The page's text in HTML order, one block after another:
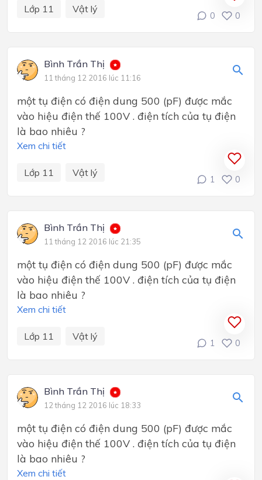
Lớp 11 Vật lý
0 0
Bình Trần Thị
11 tháng 12 2016 lúc 11:16
một tụ điện có điện dung 500 (pF) được mắc
vào hiệu điện thế 100V . điện tích của tụ điện
là bao nhiêu ?
Xem chi tiết
Lớp 11 Vật lý
1 0
Bình Trần Thị
11 tháng 12 2016 lúc 21:35
một tụ điện có điện dung 500 (pF) được mắc
vào hiệu điện thế 100V . điện tích của tụ điện
là bao nhiêu ?
Xem chi tiết
Lớp 11 Vật lý
1 0
Bình Trần Thị
12 tháng 12 2016 lúc 18:33
một tụ điện có điện dung 500 (pF) được mắc
vào hiệu điện thế 100V . điện tích của tụ điện
là bao nhiêu ?
Xem chi tiết